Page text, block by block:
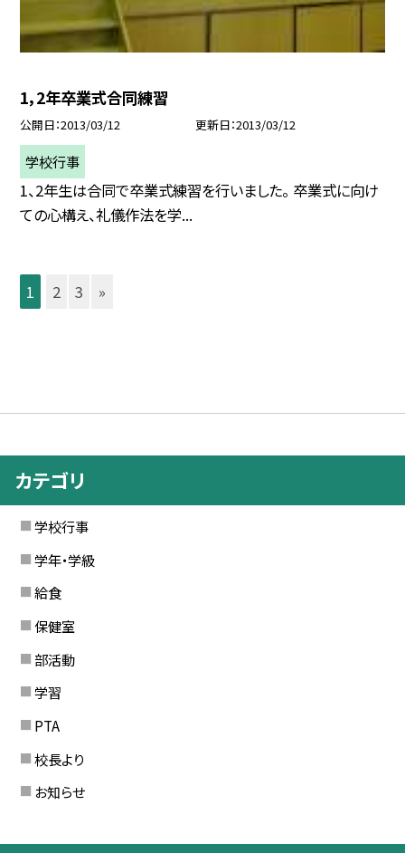
1，2年卒業式合同練習
公開日 2013/03/12 更新日 2013/03/12
学校行事
1、2年生は合同で卒業式練習を行いました。 卒業式に向け
ての心構え、礼儀作法を学...
1 2 3 »
カテゴリ
学校行事
学年・学級
給食
保健室
部活動
学習
PTA
校長より
お知らせ